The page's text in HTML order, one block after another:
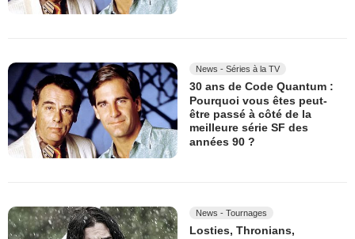
News - Séries à la TV
30 ans de Code Quantum :
Pourquoi vous êtes peut-
être passé à côté de la
meilleure série SF des
années 90 ?
News - Tournages
Losties, Thronians,